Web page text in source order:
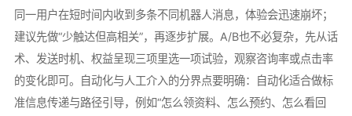
同一用户在短时间内收到多条不同机器人消息，体验会迅速崩坏；
建议先做“少触达但高相关”，再逐步扩展。A/B也不必复杂，先从话
术、发送时机、权益呈现三项里选一项试验，观察咨询率或点击率
的变化即可。自动化与人工介入的分界点要明确：自动化适合做标
准信息传递与路径引导，例如“怎么领资料、怎么预约、怎么看回